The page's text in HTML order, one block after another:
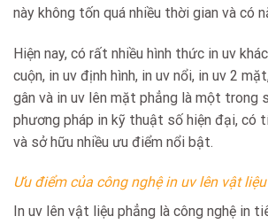
này không tốn quá nhiều thời gian và có
Hiện nay, có rất nhiều hình thức in uv
cuộn, in uv định hình, in uv nổi, in uv 2
gân và in uv lên mặt phẳng là một trong
phương pháp in kỹ thuật số hiện đại, có
và sở hữu nhiều ưu điểm nổi bật.
Ưu điểm của công nghệ in uv lên vật
In uv lên vật liệu phẳng là công nghệ in